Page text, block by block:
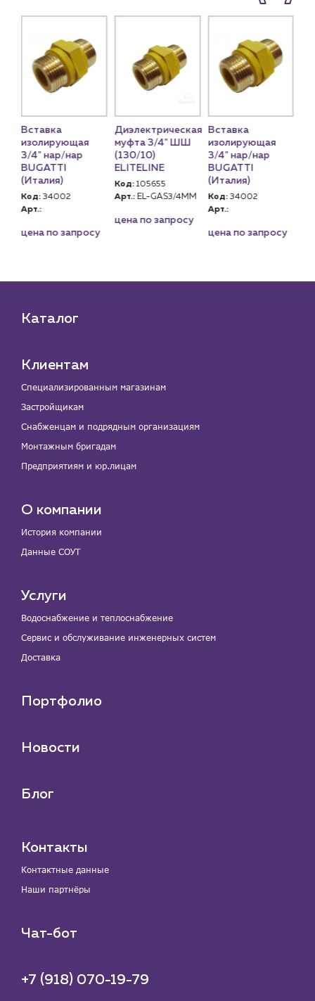
Вставка
изолирующая
3/4" нар/нар
BUGATTI
(Италия)
Код: 34002
Арт.:
цена по запросу
Диэлектрическая
муфта 3/4" ШШ
(130/10)
ELITELINE
Код: 105655
Арт.: EL-GAS3/4MM
цена по запросу
Вставка
изолирующая
3/4" нар/нар
BUGATTI
(Италия)
Код: 34002
Арт.:
цена по запросу
Каталог
Клиентам
Специализированным магазинам
Застройщикам
Снабженцам и подрядным организациям
Монтажным бригадам
Предприятиям и юр.лицам
О компании
История компании
Данные СОУТ
Услуги
Водоснабжение и теплоснабжение
Сервис и обслуживание инженерных систем
Доставка
Портфолио
Новости
Блог
Контакты
Контактные данные
Наши партнёры
Чат-бот
+7 (918) 070-19-79